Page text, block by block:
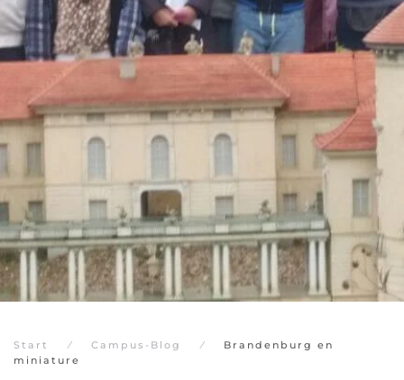
Start Campus-Blog
Brandenburg en
miniature